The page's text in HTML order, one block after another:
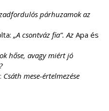
párhuzamok az
„A csontváz fia”. Az Apa és
hőse, avagy miért jó
Csáth mese-értelmezése